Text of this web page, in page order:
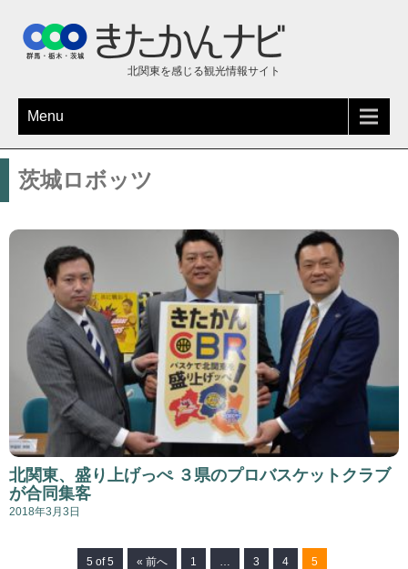
北関東を感じる観光情報サイト
Menu
茨城ロボッツ
北関東、盛り上げっぺ ３県のプロバスケットクラブ
が合同集客
2018年3月3日
5 of 5 « 前へ 1 … 3 4 5